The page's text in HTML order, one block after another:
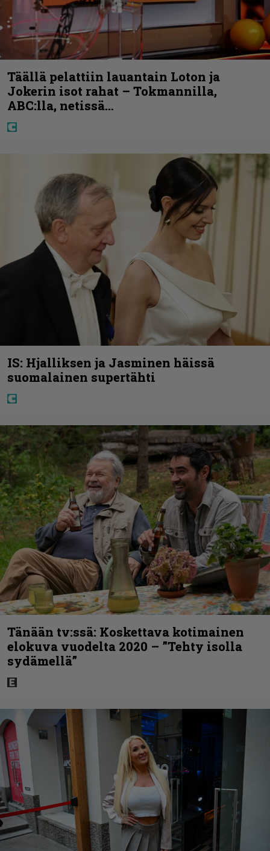
Täällä pelattiin lauantain Loton ja
Jokerin isot rahat – Tokmannilla,
ABC:lla, netissä…
IS: Hjalliksen ja Jasminen häissä
suomalainen supertähti
Tänään tv:ssä: Koskettava kotimainen
elokuva vuodelta 2020 – ”Tehty isolla
sydämellä”